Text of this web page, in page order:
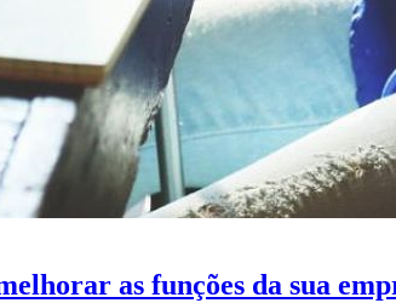
as funções da sua